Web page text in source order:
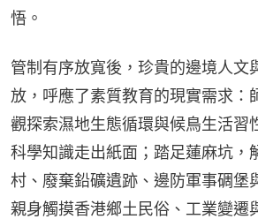
悟。
管制有序放寬後，珍貴的邊境人文
放，呼應了素質教育的現實需求：
觀探索濕地生態循環與候鳥生活習
科學知識走出紙面；踏足蓮麻坑，
村、廢棄鉛礦遺跡、邊防軍事碉堡
親身觸摸香港鄉土民俗、工業變遷